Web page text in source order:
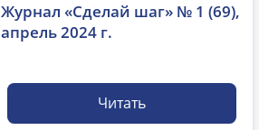
Журнал «Сделай шаг» № 1 (69),
апрель 2024 г.
Читать